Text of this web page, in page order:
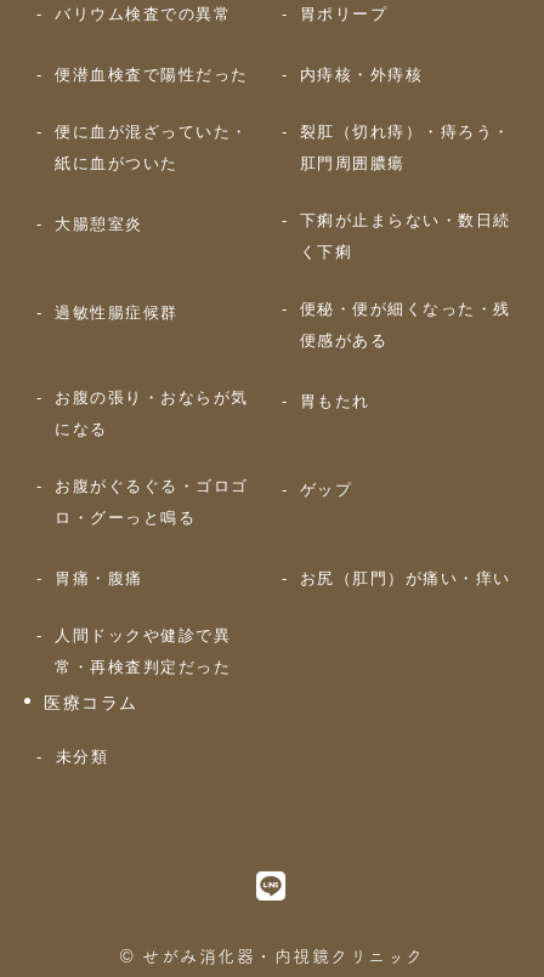
バリウム検査での異常 胃ポリープ
便潜血検査で陽性だった 内痔核・外痔核
便に血が混ざっていた・
紙に血がついた
裂肛（切れ痔）・痔ろう・
肛門周囲膿瘍
大腸憩室炎
下痢が止まらない・数日続
く下痢
過敏性腸症候群
便秘・便が細くなった・残
便感がある
お腹の張り・おならが気
になる
胃もたれ
お腹がぐるぐる・ゴロゴ
ロ・グーっと鳴る
ゲップ
胃痛・腹痛 お尻（肛門）が痛い・痒い
人間ドックや健診で異
常・再検査判定だった
医療コラム
未分類
© せがみ消化器・内視鏡クリニック